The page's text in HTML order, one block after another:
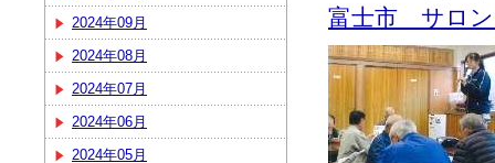
2024年09月
2024年08月
2024年07月
2024年06月
2024年05月
富士市 サロ